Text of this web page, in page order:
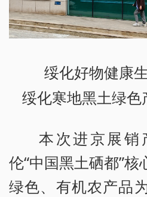
绥化好物健康
绥化寒地黑土绿色
本次进京展销
伦“中国黑土硒都”核
绿色、有机农产品